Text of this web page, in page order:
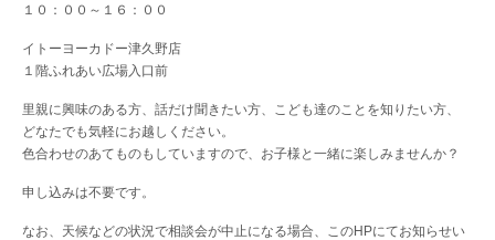
１０：００～１６：００
イトーヨーカドー津久野店
１階ふれあい広場入口前
里親に興味のある方、話だけ聞きたい方、こども達のことを知りたい方、
どなたでも気軽にお越しください。
色合わせのあてものもしていますので、お子様と一緒に楽しみませんか？
申し込みは不要です。
なお、天候などの状況で相談会が中止になる場合、このHPにてお知らせい